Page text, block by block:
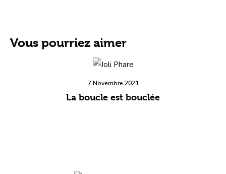
Vous pourriez aimer
7 Novembre 2021
La boucle est bouclée